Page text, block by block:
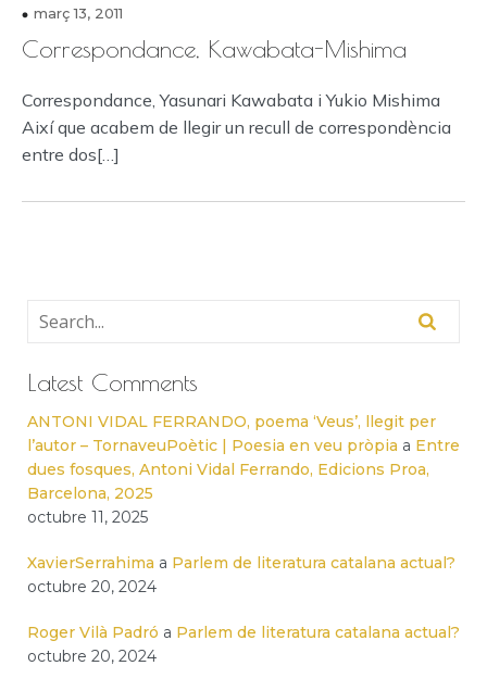
març 13, 2011
Correspondance, Kawabata-Mishima
Correspondance, Yasunari Kawabata i Yukio Mishima
Així que acabem de llegir un recull de correspondència
entre dos[…]
Latest Comments
ANTONI VIDAL FERRANDO, poema ‘Veus’, llegit per
l’autor – TornaveuPoètic | Poesia en veu pròpia a Entre
dues fosques, Antoni Vidal Ferrando, Edicions Proa,
Barcelona, 2025
octubre 11, 2025
XavierSerrahima a Parlem de literatura catalana actual?
octubre 20, 2024
Roger Vilà Padró a Parlem de literatura catalana actual?
octubre 20, 2024